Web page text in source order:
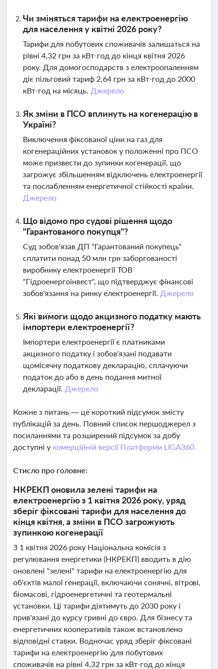
Чи зміняться тарифи на електроенергію
для населення у квітні 2026 року?
Тарифи для побутових споживачів залишаться на
рівні 4,32 грн за кВт·год до кінця квітня 2026
року. Для домогосподарств з електроопаленням
діє пільговий тариф 2,64 грн за кВт·год до 2000
кВт·год на місяць. Джерело
Як зміни в ПСО вплинуть на когенерацію в
Україні?
Виключення фіксованої ціни на газ для
когенераційних установок у положенні про ПСО
може призвести до зупинки когенерації, що
загрожує збільшенням відключень електроенергії
та послабленням енергетичної стійкості країни.
Джерело
Що відомо про судові рішення щодо
"Гарантованого покупця"?
Суд зобов'язав ДП "Гарантований покупець"
сплатити понад 50 млн грн заборгованості
виробнику електроенергії ТОВ
"Гідроенергоінвест", що підтверджує фінансові
зобов'язання на ринку електроенергії. Джерело
Які вимоги щодо акцизного податку мають
імпортери електроенергії?
Імпортери електроенергії є платниками
акцизного податку і зобов'язані подавати
щомісячну податкову декларацію, сплачуючи
податок до або в день подання митної
декларації. Джерело
Кожне з питань — це короткий підсумок змісту
публікацій за день. Повний список першоджерел з
посиланнями та розширений підсумок за добу
доступні у комерційній версії Платформи LIGA360.
Стисло про головне:
НКРЕКП оновила зелені тарифи на
електроенергію з 1 квітня 2026 року, уряд
зберіг фіксовані тарифи для населення до
кінця квітня, а зміни в ПСО загрожують
зупинкою когенерації
З 1 квітня 2026 року Національна комісія з
регулювання енергетики (НКРЕКП) вводить в дію
оновлені "зелені" тарифи на електроенергію для
об'єктів малої генерації, включаючи сонячні, вітрові,
біомасові, гідроенергетичні та геотермальні
установки. Ці тарифи діятимуть до 2030 року і
прив'язані до курсу гривні до євро. Для бізнесу та
енергетичних кооперативів також встановлено
відповідні ставки. Водночас уряд зберіг фіксовані
тарифи на електроенергію для побутових
споживачів на рівні 4,32 грн за кВт·год до кінця